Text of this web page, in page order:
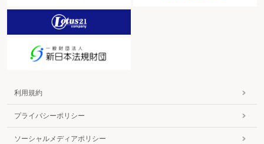
利用規約
プライバシーポリシー
ソーシャルメディアポリシー